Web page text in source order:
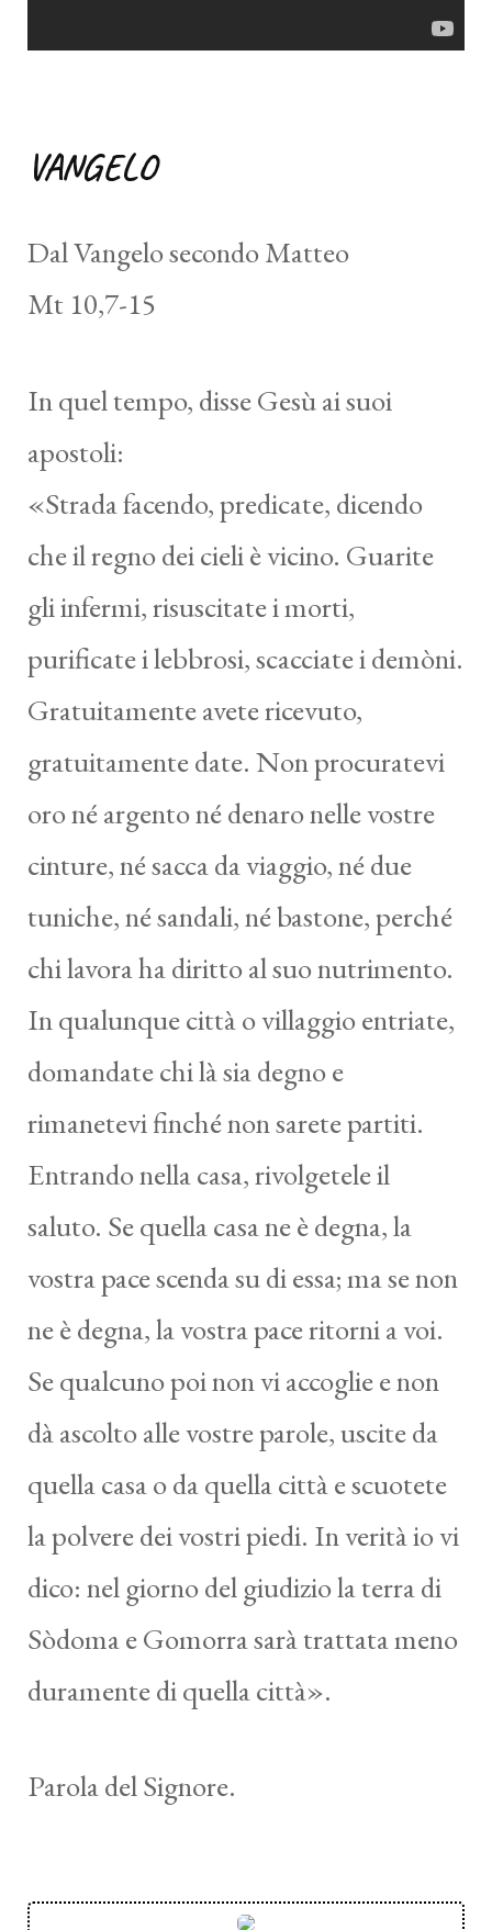
VANGELO
Dal Vangelo secondo Matteo
Mt 10,7-15
In quel tempo, disse Gesù ai suoi
apostoli:
«Strada facendo, predicate, dicendo
che il regno dei cieli è vicino. Guarite
gli infermi, risuscitate i morti,
purificate i lebbrosi, scacciate i demòni.
Gratuitamente avete ricevuto,
gratuitamente date. Non procuratevi
oro né argento né denaro nelle vostre
cinture, né sacca da viaggio, né due
tuniche, né sandali, né bastone, perché
chi lavora ha diritto al suo nutrimento.
In qualunque città o villaggio entriate,
domandate chi là sia degno e
rimanetevi finché non sarete partiti.
Entrando nella casa, rivolgetele il
saluto. Se quella casa ne è degna, la
vostra pace scenda su di essa; ma se non
ne è degna, la vostra pace ritorni a voi.
Se qualcuno poi non vi accoglie e non
dà ascolto alle vostre parole, uscite da
quella casa o da quella città e scuotete
la polvere dei vostri piedi. In verità io vi
dico: nel giorno del giudizio la terra di
Sòdoma e Gomorra sarà trattata meno
duramente di quella città».
Parola del Signore.